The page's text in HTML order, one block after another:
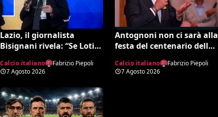
Lazio, il giornalista
Bisignani rivela: “Se Lotito
entro tale data il destino è
segnato”
Calcio italiano
Fabrizio Piepoli
7 Agosto 2026
Antognoni non ci sarà alla
festa del centenario della
una lettera al vetriolo a
Commisso jr. I motivi di
Calcio italiano
Fabrizio Piepoli
7 Agosto 2026